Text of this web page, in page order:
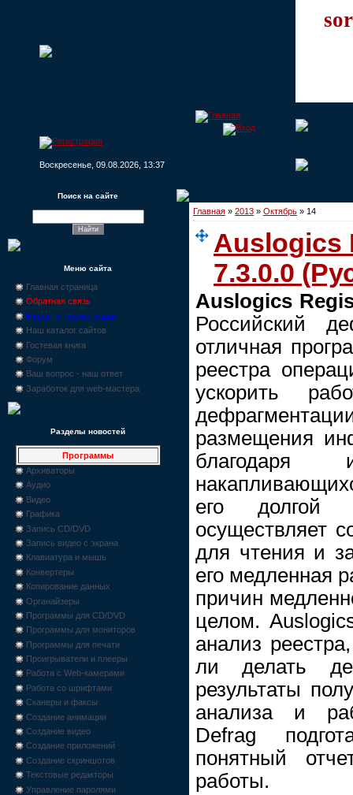
Воскресенье, 09.08.2026, 13:37
Поиск на сайте
Меню сайта
Главная страница
Обратная связь
Новости, промо-акции
Наш каталог сайтов
Гостевая книга
Форум
Ваш вопрос - наш ответ
Заработок для web-мастера
Разделы новостей
Программы
Архиваторы
Аудио
Видео
Графика
Запись CD/DVD
Запись видео с экрана
Клавиатура и мышь
Конвертеры
Копирование данных
Органайзеры
Программы для CD/DVD
Программы для мониторов
Программы для печати
Проигрыватели и плееры
Работа с Web-камерами
Работа со шрифтами
Сканеры и факсы
Создание анимации
Создание видео
Создание приложений
Создание скриншотов
Текстовые редакторы
Управление паролями
Главная » 2013 » Октябрь » 14
Auslogics
7.3.0.0
Auslogics
Российский
отличная
реестра
ускорить
размещения
благодаря
его долгой
осуществляет
для чтения и
его медленная
причин
целом.
анализ
ли делать
результаты
анализа и
Defrag
понятный
работы.